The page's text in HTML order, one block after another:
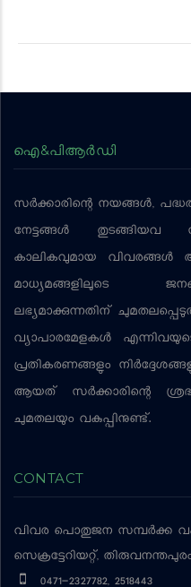
ഐ&പിആര്‍ഡി
സര്‍ക്കാരിന്റെ നയങ്ങള്‍,
നേട്ടങ്ങള്‍ തുടങ്ങിയവ
കാലികവുമായ വിവരങ്ങള്‍
മാധ്യമങ്ങളിലൂടെ
ലഭ്യമാക്കുന്നതിന്
വ്യാപാരമേളകള്‍
പ്രതികരണങ്ങളും
ആയത് സര്‍ക്കാരിന്റെ
ചുമതലയും വകുപ്പിനുണ്ട്.
CONTACT
വിവര പൊതുജന സമ്പര്‍ക്ക
സെക്രട്ടേറിയറ്റ്,
0471-2327782, 2518443